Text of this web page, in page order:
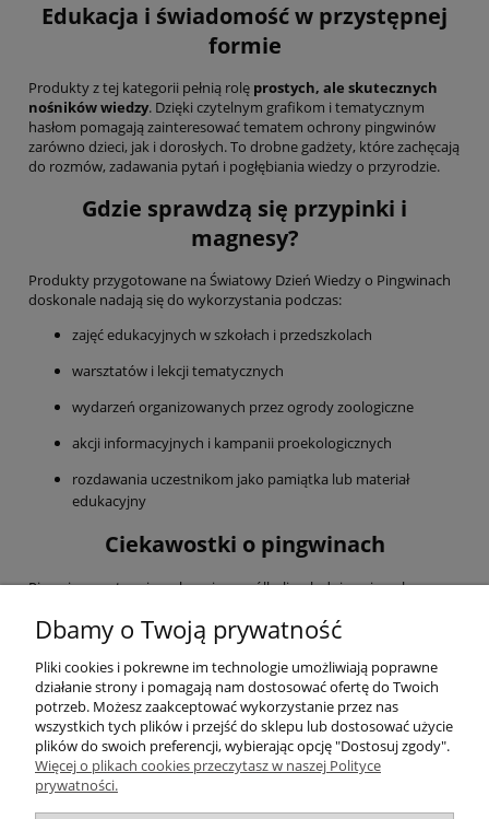
Edukacja i świadomość w przystępnej
formie
Produkty z tej kategorii pełnią rolę prostych, ale skutecznych
nośników wiedzy. Dzięki czytelnym grafikom i tematycznym
hasłom pomagają zainteresować tematem ochrony pingwinów
zarówno dzieci, jak i dorosłych. To drobne gadżety, które zachęcają
do rozmów, zadawania pytań i pogłębiania wiedzy o przyrodzie.
Gdzie sprawdzą się przypinki i
magnesy?
Produkty przygotowane na Światowy Dzień Wiedzy o Pingwinach
doskonale nadają się do wykorzystania podczas:
zajęć edukacyjnych w szkołach i przedszkolach
warsztatów i lekcji tematycznych
wydarzeń organizowanych przez ogrody zoologiczne
akcji informacyjnych i kampanii proekologicznych
rozdawania uczestnikom jako pamiątka lub materiał
edukacyjny
Ciekawostki o pingwinach
Pingwiny występują wyłącznie na półkuli południowej, a wbrew
klimacie — niektóre gatunki zamieszkują obszary o
umiarkowanych, a nawet ciepłych temperaturach. Pingwiny są
doskonałymi pływakami i potrafią spędzać w wodzie znacznie
więcej czasu niż na lądzie. Wiele gatunków tworzy silne więzi
rodzinne, a opieka nad pisklętami często jest wspólnym zadaniem
obu rodziców.
Pomoc
Dbamy o Twoją prywatność
Pliki cookies i pokrewne im technologie umożliwiają poprawne
działanie strony i pomagają nam dostosować ofertę do Twoich
potrzeb. Możesz zaakceptować wykorzystanie przez nas
wszystkich tych plików i przejść do sklepu lub dostosować użycie
plików do swoich preferencji, wybierając opcję "Dostosuj zgody".
Więcej o plikach cookies przeczytasz w naszej Polityce
prywatności.